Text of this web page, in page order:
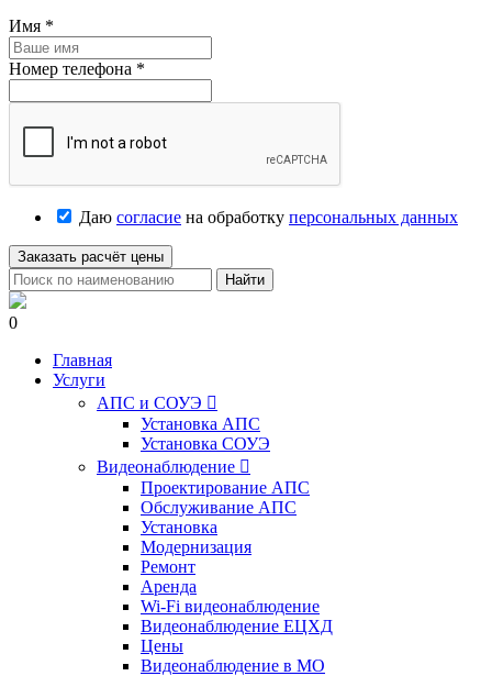
Имя *
Номер телефона *
Даю согласие на обработку персональных данных
Заказать расчёт цены
Найти
0
Главная
Услуги
АПС и СОУЭ 
Установка АПС
Установка СОУЭ
Видеонаблюдение 
Проектирование АПС
Обслуживание АПС
Установка
Модернизация
Ремонт
Аренда
Wi-Fi видеонаблюдение
Видеонаблюдение ЕЦХД
Цены
Видеонаблюдение в МО